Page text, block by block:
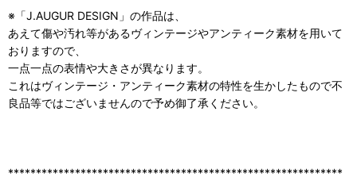
※「J.AUGUR DESIGN」の作品は、
あえて傷や汚れ等があるヴィンテージやアンティーク素材を用いて
おりますので、
一点一点の表情や大きさが異なります。
これはヴィンテージ・アンティーク素材の特性を生かしたもので不
良品等ではございませんので予め御了承ください。
************************************************************